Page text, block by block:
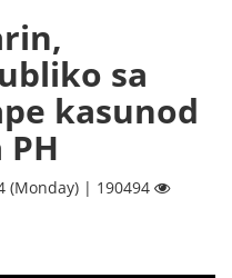
sa
kasunod
(Monday) | 190494